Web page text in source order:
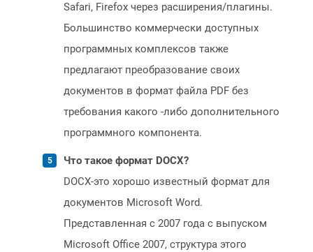
Safari, Firefox через расширения/плагины.
Большинство коммерчески доступных
программных комплексов также
предлагают преобразование своих
документов в формат файла PDF без
требования какого -либо дополнительного
программного компонента.
Что такое формат DOCX?
DOCX-это хорошо известный формат для
документов Microsoft Word.
Представленная с 2007 года с выпуском
Microsoft Office 2007, структура этого